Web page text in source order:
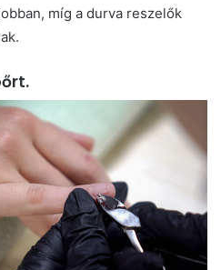
míg a durva reszelők